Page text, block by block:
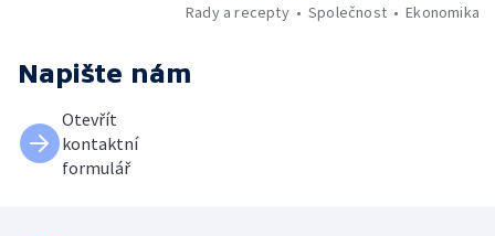
Rady a recepty
Společnost Ekonomika
Napište nám
Otevřít
kontaktní
formulář